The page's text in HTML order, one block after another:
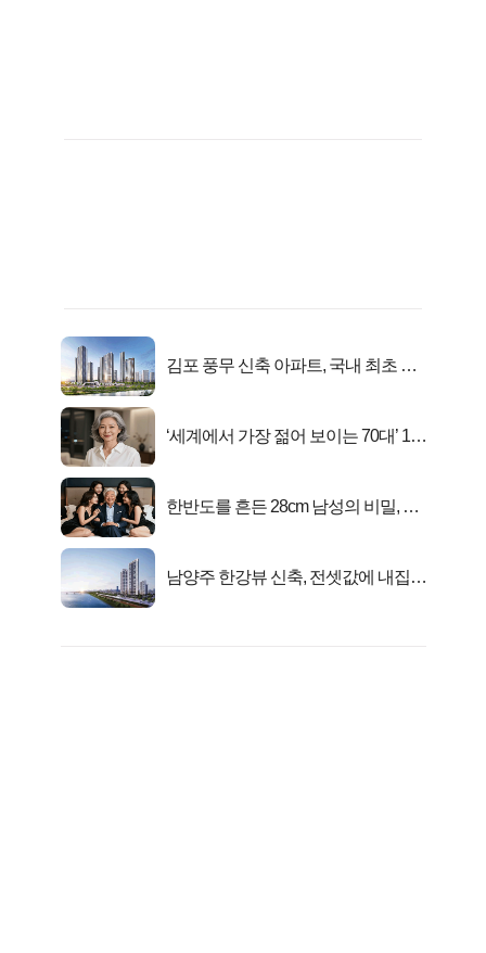
김포 풍무 신축 아파트, 국내 최초 반
‘세계에서 가장 젊어 보이는 70대’ 1위
한반도를 흔든 28cm 남성의 비밀, 매
남양주 한강뷰 신축, 전셋값에 내집마